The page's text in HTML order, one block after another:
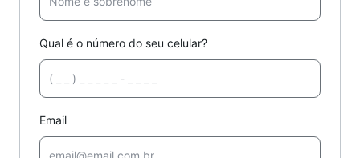
Qual é o número do seu celular?
Email